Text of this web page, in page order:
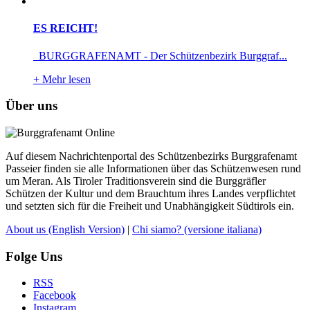
ES REICHT!
BURGGRAFENAMT - Der Schützenbezirk Burggraf...
+ Mehr lesen
Über uns
Auf diesem Nachrichtenportal des Schützenbezirks Burggrafenamt
Passeier finden sie alle Informationen über das Schützenwesen rund
um Meran. Als Tiroler Traditionsverein sind die Burggräfler
Schützen der Kultur und dem Brauchtum ihres Landes verpflichtet
und setzten sich für die Freiheit und Unabhängigkeit Südtirols ein.
About us (English Version) | Chi siamo? (versione italiana)
Folge Uns
RSS
Facebook